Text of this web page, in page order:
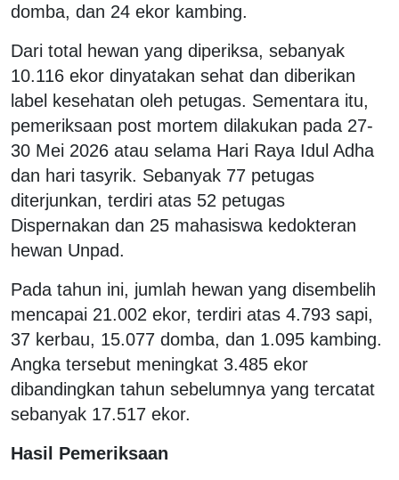
domba, dan 24 ekor kambing.
Dari total hewan yang diperiksa, sebanyak
10.116 ekor dinyatakan sehat dan diberikan
label kesehatan oleh petugas. Sementara itu,
pemeriksaan post mortem dilakukan pada 27-
30 Mei 2026 atau selama Hari Raya Idul Adha
dan hari tasyrik. Sebanyak 77 petugas
diterjunkan, terdiri atas 52 petugas
Dispernakan dan 25 mahasiswa kedokteran
hewan Unpad.
Pada tahun ini, jumlah hewan yang disembelih
mencapai 21.002 ekor, terdiri atas 4.793 sapi,
37 kerbau, 15.077 domba, dan 1.095 kambing.
Angka tersebut meningkat 3.485 ekor
dibandingkan tahun sebelumnya yang tercatat
sebanyak 17.517 ekor.
Hasil Pemeriksaan